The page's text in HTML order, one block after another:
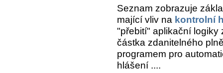
Seznam zobrazuje
mající vliv na kontrolní
"přebití" aplikační logiky
částka zdanitelného
programem pro
hlášení ....